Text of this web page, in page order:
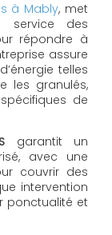
à Mably, met
service des
répondre à
assure
telles
les granulés,
de
garantit un
avec une
couvrir des
intervention
ponctualité et